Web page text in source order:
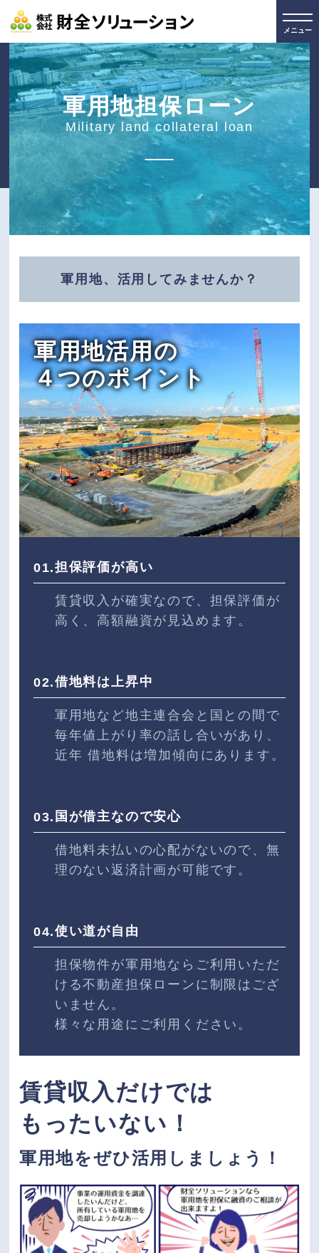
メニュー
軍用地担保ローン
Military land collateral loan
軍用地、活用してみませんか？
軍用地活用の
４つのポイント
01.担保評価が高い
賃貸収入が確実なので、担保評価が
高く、高額融資が見込めます。
02.借地料は上昇中
軍用地など地主連合会と国との間で
毎年値上がり率の話し合いがあり、
近年 借地料は増加傾向にあります。
03. 国が借主なので安心
借地料未払いの心配がないので、無
理のない返済計画が可能です。
04.使い道が自由
担保物件が軍用地ならご利用いただ
ける不動産担保ローンに制限はござ
いません。
様々な用途にご利用ください。
賃貸収入だけでは
もったいない！
軍用地をぜひ活用しましょう！